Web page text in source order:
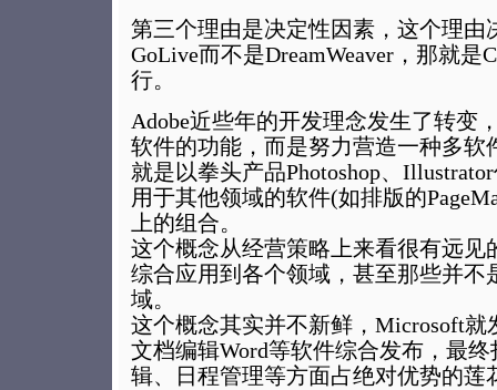
第三个理由是决定性因素，这个理由
GoLive而不是DreamWeaver，那就是
行。
Adobe近些年的开发理念发生了转变
软件的功能，而是努力营造一种多软
就是以拳头产品Photoshop、
用于其他领域的软件(如排版的
上的组合。
这个概念从经营策略上来看很有远见
综合应用到各个领域，甚至那些并不
域。
这个概念其实并不新鲜，Microsoft就
文档编辑Word等软件综合发布，最
辑、日程管理等方面占绝对优势的莲